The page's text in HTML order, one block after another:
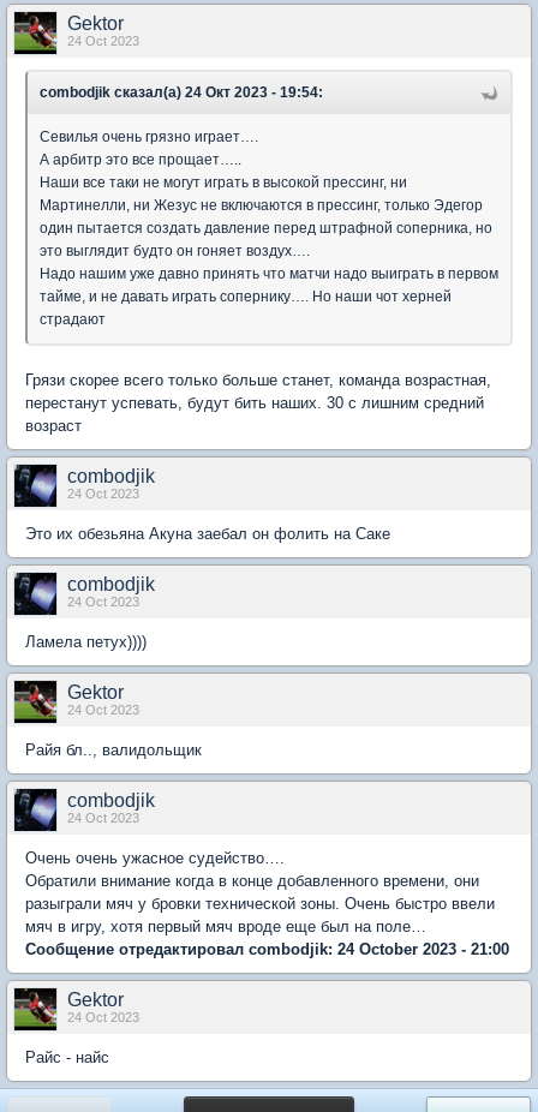
Gektor
24 Oct 2023
combodjik сказал(а) 24 Окт 2023 - 19:54:
Севилья очень грязно играет….
А арбитр это все прощает…..
Наши все таки не могут играть в высокой прессинг, ни
Мартинелли, ни Жезус не включаются в прессинг, только Эдегор
один пытается создать давление перед штрафной соперника, но
это выглядит будто он гоняет воздух….
Надо нашим уже давно принять что матчи надо выиграть в первом
тайме, и не давать играть сопернику…. Но наши чот херней
страдают
Грязи скорее всего только больше станет, команда возрастная,
перестанут успевать, будут бить наших. 30 с лишним средний
возраст
combodjik
24 Oct 2023
Это их обезьяна Акуна заебал он фолить на Саке
combodjik
24 Oct 2023
Ламела петух))))
Gektor
24 Oct 2023
Райя бл.., валидольщик
combodjik
24 Oct 2023
Очень очень ужасное судейство….
Обратили внимание когда в конце добавленного времени, они
разыграли мяч у бровки технической зоны. Очень быстро ввели
мяч в игру, хотя первый мяч вроде еще был на поле…
Сообщение отредактировал combodjik: 24 October 2023 - 21:00
Gektor
24 Oct 2023
Райс - найс